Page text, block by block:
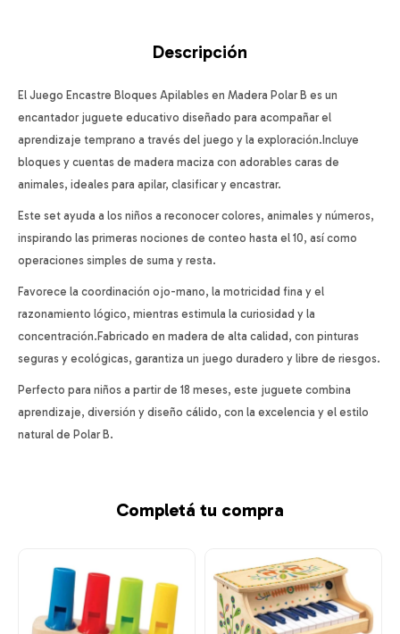
Descripción
El Juego Encastre Bloques Apilables en Madera Polar B es un
encantador juguete educativo diseñado para acompañar el
aprendizaje temprano a través del juego y la exploración.Incluye
bloques y cuentas de madera maciza con adorables caras de
animales, ideales para apilar, clasificar y encastrar.
Este set ayuda a los niños a reconocer colores, animales y números,
inspirando las primeras nociones de conteo hasta el 10, así como
operaciones simples de suma y resta.
Favorece la coordinación ojo-mano, la motricidad fina y el
razonamiento lógico, mientras estimula la curiosidad y la
concentración.Fabricado en madera de alta calidad, con pinturas
seguras y ecológicas, garantiza un juego duradero y libre de riesgos.
Perfecto para niños a partir de 18 meses, este juguete combina
aprendizaje, diversión y diseño cálido, con la excelencia y el estilo
natural de Polar B.
Completá tu compra